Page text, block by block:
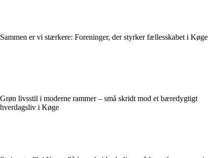
Sammen er vi stærkere: Foreninger, der styrker fællesskabet i Køge
Grøn livsstil i moderne rammer – små skridt mod et bæredygtigt
hverdagsliv i Køge